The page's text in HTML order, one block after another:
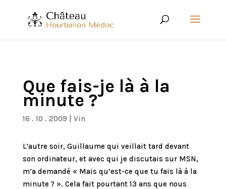
Que fais-je là à la
minute ?
16 . 10 . 2009 Vin
L’autre soir, Guillaume qui veillait tard devant
son ordinateur, et avec qui je discutais sur MSN,
m’a demandé « Mais qu’est-ce que tu fais là à la
minute ? ». Cela fait pourtant 13 ans que nous